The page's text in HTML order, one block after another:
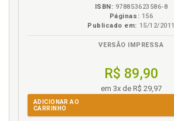
ISBN: 978853623586-8
Páginas: 156
Publicado em: 15/12/2011
VERSÃO IMPRESSA
R$ 89,90
em 3x de R$ 29,97
ADICIONAR AO
CARRINHO